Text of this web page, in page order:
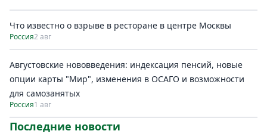
Что известно о взрыве в ресторане в центре Москвы
Россия2 авг
Августовские нововведения: индексация пенсий, новые
опции карты "Мир", изменения в ОСАГО и возможности
для самозанятых
Россия1 авг
Последние новости